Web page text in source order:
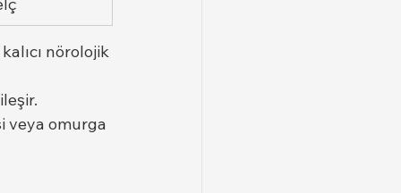
nörolojik
veya omurga